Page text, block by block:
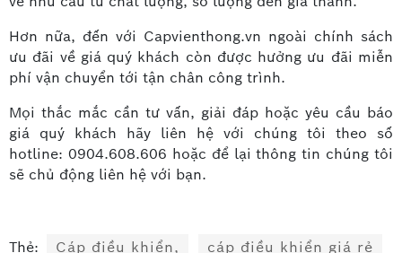
Hơn nữa, đến với Capvienthong.vn ngoài chính sách
ưu đãi về giá quý khách còn được hưởng ưu đãi miễn
phí vận chuyển tới tận chân công trình.
Mọi thắc mắc cần tư vấn, giải đáp hoặc yêu cầu báo
giá quý khách hãy liên hệ với chúng tôi theo số
hotline: 0904.608.606 hoặc để lại thông tin chúng tôi
sẽ chủ động liên hệ với bạn.
Thẻ: Cáp điều khiển,
cáp điều khiển giá rẻ